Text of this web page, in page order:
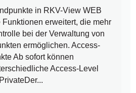
in RKV-View WEB
erweitert, die mehr
bei der Verwaltung von
ermöglichen. Access-
Ab sofort können
Access-Level